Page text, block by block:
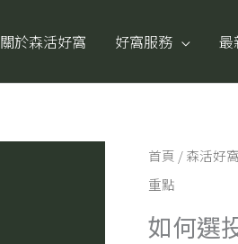
關於森活好窩 好窩服務 最
首頁 /森活好
重點
如何選
如
何
選